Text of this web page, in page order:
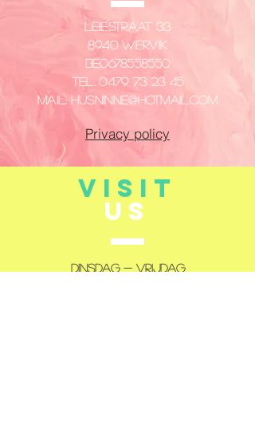
Leiestraat 33
8940 Wervik
​BE0678558550
Tel.0479 73 23 45
Mail: husninne@hotmail.com
Privacy policy
VISIT
US
Dinsdag - Vrijdag